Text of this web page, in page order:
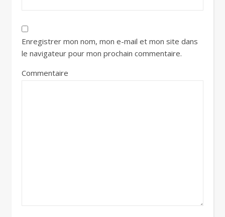
Enregistrer mon nom, mon e-mail et mon site dans
le navigateur pour mon prochain commentaire.
Commentaire